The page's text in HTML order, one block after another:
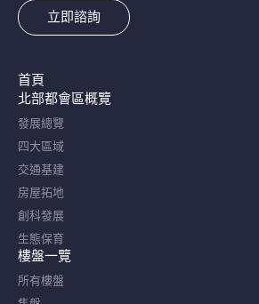
立即諮詢
首頁
北部都會區概覽​
發展總覽
四大區域
交通基建
房屋拓地
創科發展
生態保育
樓盤一覽
所有樓盤